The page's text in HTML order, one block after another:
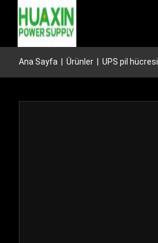
Ana Sayfa Ürünler UPS pil hücresi